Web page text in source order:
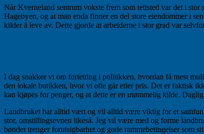
Når Kverneland sentrum vokste frem som tettsted var det i
Hagebyen, og at man enda finner en del store eiendommer i
kilder å leve av. Dette gjorde at arbeiderne i stor grad var
I dag snakker vi om fortetting i politikken, hvordan få mest
den lokale butikken, hvor vi ofte går etter pris. Det er faktisk
kan kjøpes for penger, og at dette er en utømmelig kilde.
Landbruket har alltid vært og vil alltid være viktig for et
stor, omstillingsevnen likeså. Jeg vil være med og forme
bønder trenger forutsigbarhet og gode rammebetingelser